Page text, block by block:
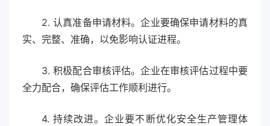
2. 认真准备申请材料。企业要确保申请材料的真
实、完整、准确，以免影响认证进程。
3. 积极配合审核评估。企业在审核评估过程中要
全力配合，确保评估工作顺利进行。
4. 持续改进。企业要不断优化安全生产管理体